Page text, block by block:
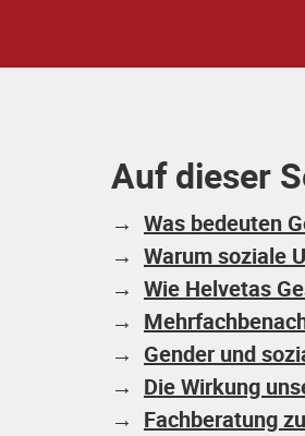
Auf dieser
→ Was bedeuten
→ Warum soziale
→ Wie Helvetas
→
→ Gender und
→ Die Wirkung
→ Fachberatung